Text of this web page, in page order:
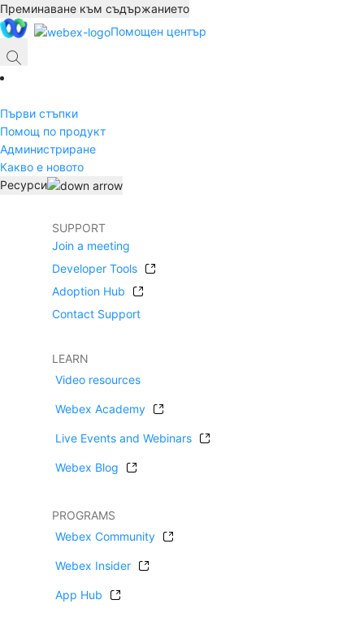
Преминаване към съдържанието
Помощен център
Първи стъпки
Помощ по продукт
Администриране
Какво е новото
Ресурси
SUPPORT
Join a meeting
Developer Tools
Adoption Hub
Contact Support
LEARN
Video resources
Webex Academy
Live Events and Webinars
Webex Blog
PROGRAMS
Webex Community
Webex Insider
App Hub